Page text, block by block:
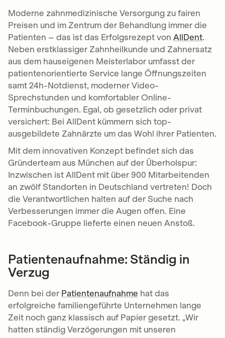
Moderne zahnmedizinische Versorgung zu fairen
Preisen und im Zentrum der Behandlung immer die
Patienten – das ist das Erfolgsrezept von AllDent.
Neben erstklassiger Zahnheilkunde und Zahnersatz
aus dem hauseigenen Meisterlabor umfasst der
patientenorientierte Service lange Öffnungszeiten
samt 24h-Notdienst, moderner Video-
Sprechstunden und komfortabler Online-
Terminbuchungen. Egal, ob gesetzlich oder privat
versichert: Bei AllDent ​​kümmern sich top-
ausgebildete Zahnärzte um das Wohl ihrer Patienten.
Mit dem innovativen Konzept befindet sich das
Gründerteam aus München auf der Überholspur:
Inzwischen ist AllDent mit über 900 Mitarbeitenden
an zwölf Standorten in Deutschland vertreten! Doch
die Verantwortlichen halten auf der Suche nach
Verbesserungen immer die Augen offen. Eine
Facebook-Gruppe lieferte einen neuen Anstoß.
Patientenaufnahme: Ständig in
Verzug
Denn bei der Patientenaufnahme hat das
erfolgreiche familiengeführte Unternehmen lange
Zeit noch ganz klassisch auf Papier gesetzt. „Wir
hatten ständig Verzögerungen mit unseren